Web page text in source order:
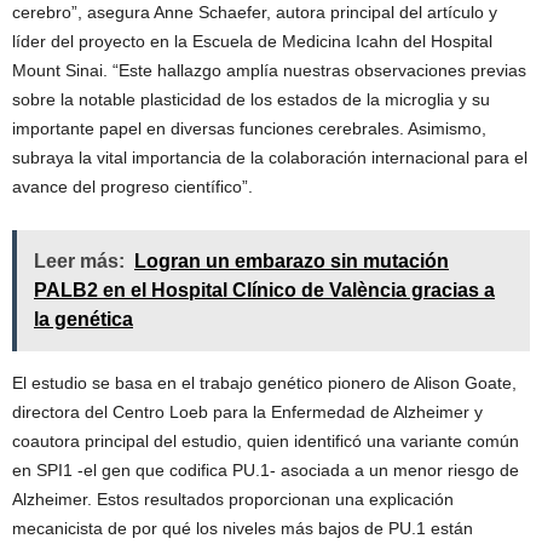
cerebro”, asegura Anne Schaefer, autora principal del artículo y
líder del proyecto en la Escuela de Medicina Icahn del Hospital
Mount Sinai. “Este hallazgo amplía nuestras observaciones previas
sobre la notable plasticidad de los estados de la microglia y su
importante papel en diversas funciones cerebrales. Asimismo,
subraya la vital importancia de la colaboración internacional para el
avance del progreso científico”.
Leer más:
Logran un embarazo sin mutación
PALB2 en el Hospital Clínico de València gracias a
la genética
El estudio se basa en el trabajo genético pionero de Alison Goate,
directora del Centro Loeb para la Enfermedad de Alzheimer y
coautora principal del estudio, quien identificó una variante común
en SPI1 -el gen que codifica PU.1- asociada a un menor riesgo de
Alzheimer. Estos resultados proporcionan una explicación
mecanicista de por qué los niveles más bajos de PU.1 están